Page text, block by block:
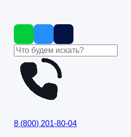
8 (800) 201-80-04